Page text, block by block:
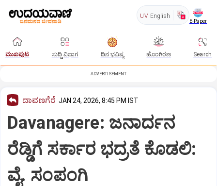
UV English
E-Paper
ಮುಖಪುಟ ಸುದ್ದಿ ವಿಭಾಗ ದಿನ ಭವಿಷ್ಯ ಹೊಂಗಿರಣ Search
ADVERTISEMENT
ದಾವಣಗೆರೆ JAN 24, 2026, 8:45 PM IST
Davanagere: ಜನಾರ್ದನ
ರೆಡ್ಡಿಗೆ ಸರ್ಕಾರ ಭದ್ರತೆ ಕೊಡಲಿ:
ವೈ. ಸಂಪಂಗಿ